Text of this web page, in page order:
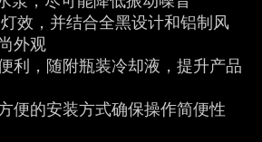
效，并结合全黑设计和铝制风
外观
利，随附瓶装冷却液，提升产品
便的安装方式确保操作简便性